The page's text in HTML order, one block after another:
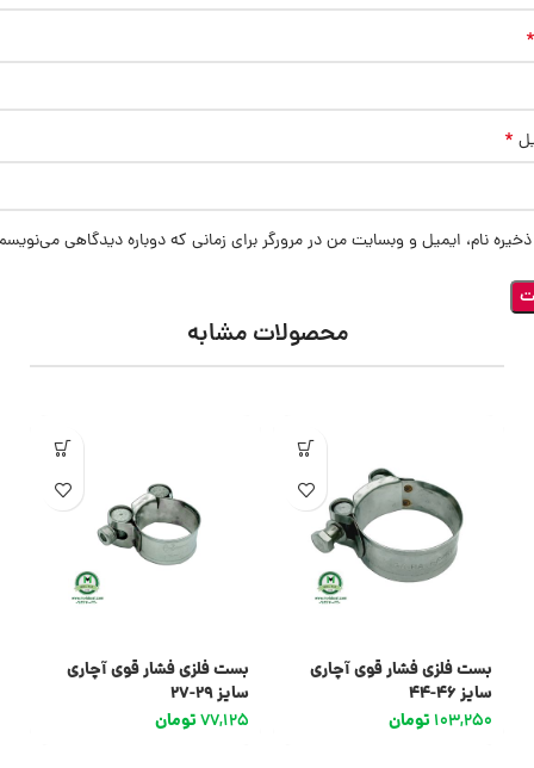
*
*
ذخیره نام، ایمیل و وبسایت من در مرورگر برای زمانی که دوباره دیدگاهی
محصولات مشابه
بست فلزی فشار قوی آچاری
سایز 46-44
103,250تومان
بست فلزی فشار قوی آچاری
سایز 29-27
77,125تومان